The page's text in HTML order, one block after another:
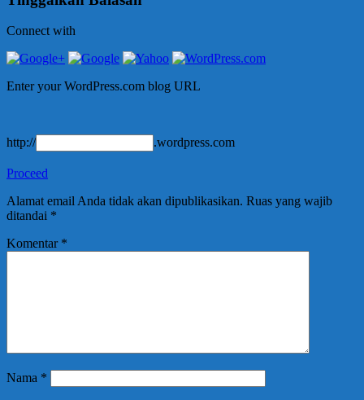
Connect with
Enter your WordPress.com blog URL
http:// .wordpress.com
Proceed
Alamat email Anda tidak akan dipublikasikan. Ruas yang wajib
ditandai *
Komentar *
Nama *